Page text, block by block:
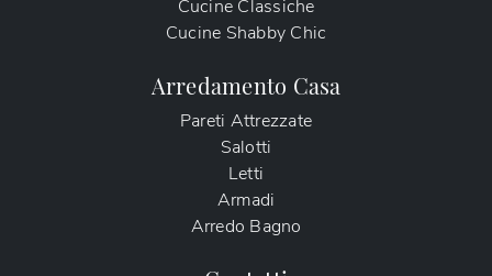
Cucine Classiche
Cucine Shabby Chic
Arredamento Casa
Pareti Attrezzate
Salotti
Letti
Armadi
Arredo Bagno